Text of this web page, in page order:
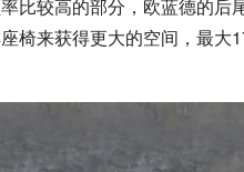
比较高的部分，欧蓝德的后
椅来获得更大的空间，最大